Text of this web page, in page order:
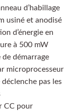
d’habillage
usiné et anodisé
d’énergie en
à 500 mW
de démarrage
microprocesseur
pas les
CC pour